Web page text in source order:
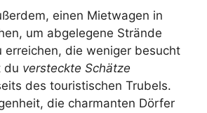
einen Mietwagen in
um abgelegene Strände
erreichen, die weniger besucht
du versteckte Schätze
des touristischen Trubels.
die charmanten Dörfer